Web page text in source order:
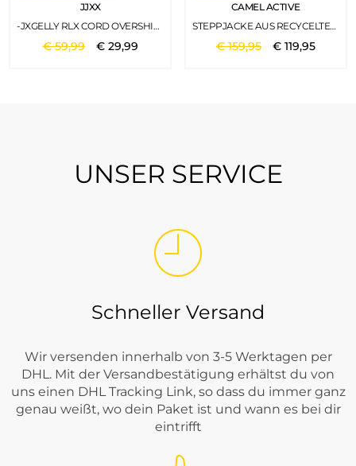
JJXX
-JXGELLY RLX CORD OVERSHIRT SN BONE WHITE
€59,99 € 29,99
CAMEL ACTIVE
STEPPJACKE AUS RECYCELTEM POLYESTER LIGHT SAGE
€159,95 € 119,95
UNSER SERVICE
Schneller Versand
Wir versenden innerhalb von 3-5 Werktagen per
DHL. Mit der Versandbestätigung erhältst du von
uns einen DHL Tracking Link, so dass du immer ganz
genau weißt, wo dein Paket ist und wann es bei dir
eintrifft